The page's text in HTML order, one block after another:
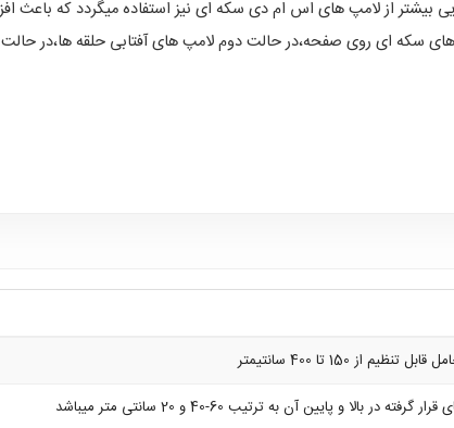
از لامپ های اس ام دی سکه ای نیز استفاده میگردد که باعث
سکه ای روی صفحه،در حالت دوم لامپ های آفتابی حلقه ها،در
150 تا 400 سانتیمتر